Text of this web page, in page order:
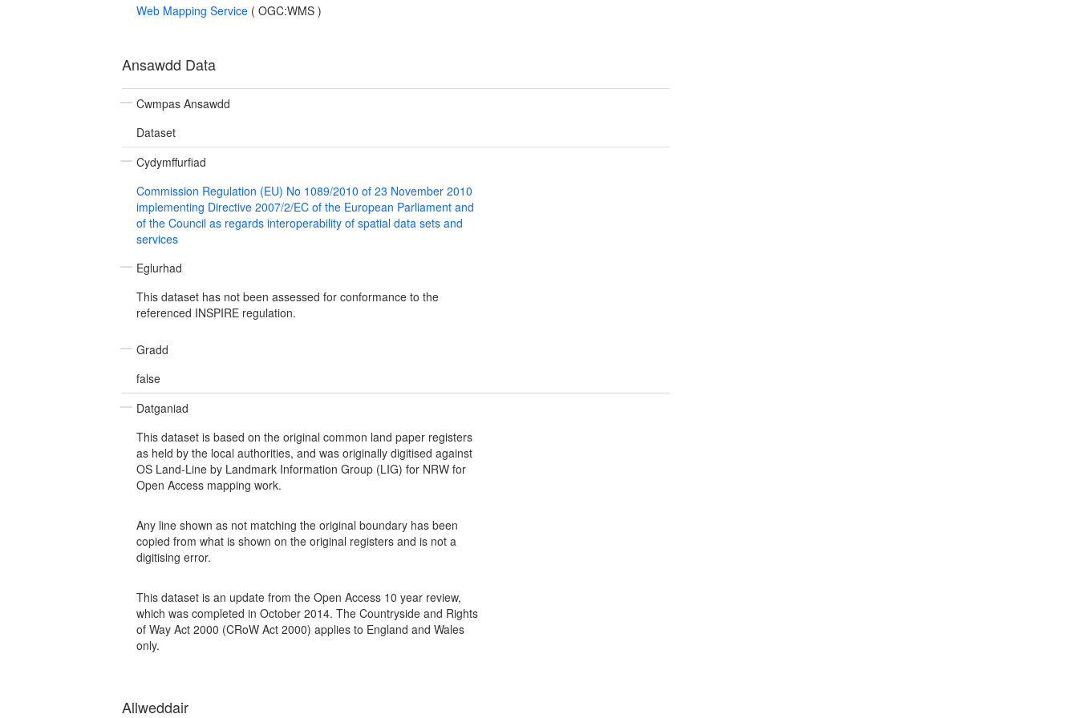
Web Mapping Service ( OGC:WMS )
Ansawdd Data
Cwmpas Ansawdd
Dataset
Cydymffurfiad
Commission Regulation (EU) No 1089/2010 of 23 November 2010
implementing Directive 2007/2/EC of the European Parliament and
of the Council as regards interoperability of spatial data sets and
services
Eglurhad
This dataset has not been assessed for conformance to the
referenced INSPIRE regulation.
Gradd
false
Datganiad
This dataset is based on the original common land paper registers
as held by the local authorities, and was originally digitised against
OS Land-Line by Landmark Information Group (LIG) for NRW for
Open Access mapping work.
Any line shown as not matching the original boundary has been
copied from what is shown on the original registers and is not a
digitising error.
This dataset is an update from the Open Access 10 year review,
which was completed in October 2014. The Countryside and Rights
of Way Act 2000 (CRoW Act 2000) applies to England and Wales
only.
Allweddair